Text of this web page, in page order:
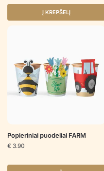
Į KREPŠELĮ
Popieriniai puodeliai FARM
€ 3.90